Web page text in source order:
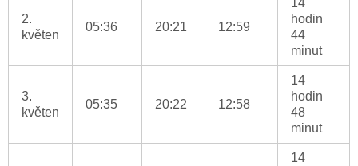
2.
květen
05:36 20:21 12:59
14
hodin
44
minut
3.
květen
05:35 20:22 12:58
14
hodin
48
minut
14